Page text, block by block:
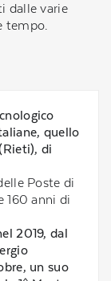
dalle varie
tempo.
quello
di
Poste di
160 anni di
2019, dal
un suo